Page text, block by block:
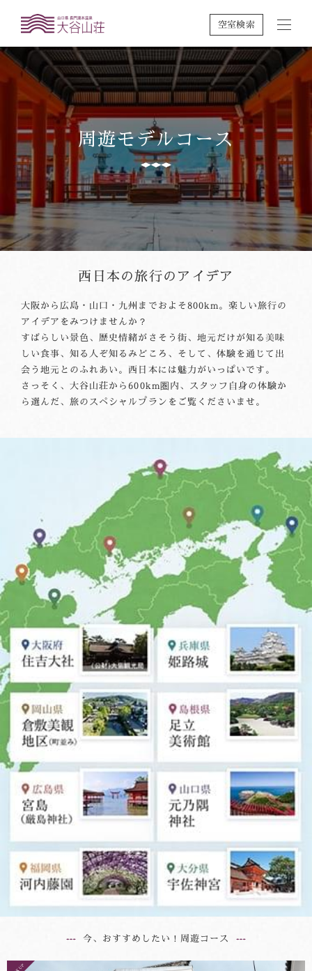
空室検索
周遊モデルコース
西日本の旅行のアイデア
大阪から広島・山口・九州までおよそ800km。楽しい旅行の
アイデアをみつけませんか？
すばらしい景色、歴史情緒がさそう街、地元だけが知る美味
しい食事、知る人ぞ知るみどころ、そして、体験を通じて出
会う地元とのふれあい。西日本には魅力がいっぱいです。
さっそく、大谷山荘から600km圏内、スタッフ自身の体験か
ら選んだ、旅のスペシャルプランをご覧くださいませ。
今、おすすめしたい！周遊コース